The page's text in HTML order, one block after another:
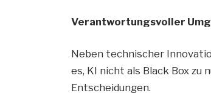
Verantwortungsvoller
Neben technischer
es, KI nicht als Black Box zu
Entscheidungen.